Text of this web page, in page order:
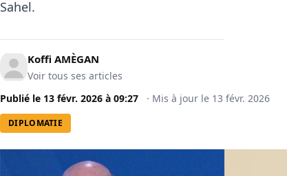
Sahel.
Koffi AMÈGAN
Voir tous ses articles
Publié le 13 févr. 2026 à 09:27 · Mis à jour le 13 févr. 2026
DIPLOMATIE